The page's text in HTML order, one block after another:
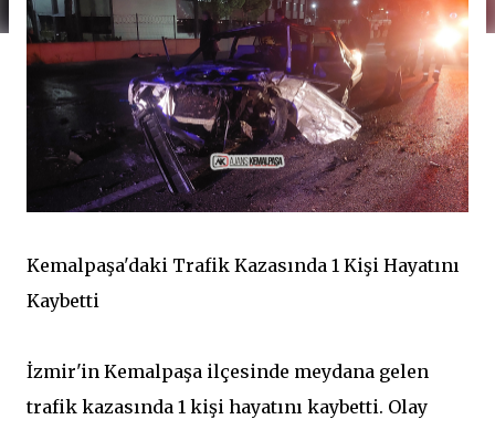
Kemalpaşa'daki Trafik Kazasında 1 Kişi Hayatını
Kaybetti
İzmir'in Kemalpaşa ilçesinde meydana gelen
trafik kazasında 1 kişi hayatını kaybetti. Olay